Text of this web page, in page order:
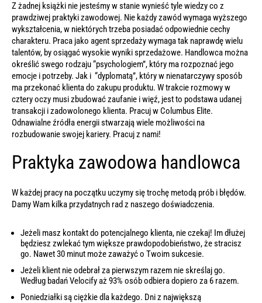
Z żadnej książki nie jesteśmy w stanie wynieść tyle wiedzy co z
prawdziwej praktyki zawodowej. Nie każdy zawód wymaga wyższego
wykształcenia, w niektórych trzeba posiadać odpowiednie cechy
charakteru. Praca jako agent sprzedaży wymaga tak naprawdę wielu
talentów, by osiągać wysokie wyniki sprzedażowe. Handlowca można
określić swego rodzaju “psychologiem”, który ma rozpoznać jego
emocje i potrzeby. Jak i “dyplomatą”, który w nienatarczywy sposób
ma przekonać klienta do zakupu produktu. W trakcie rozmowy w
cztery oczy musi zbudować zaufanie i więź, jest to podstawa udanej
transakcji i zadowolonego klienta. Pracuj w Columbus Elite.
Odnawialne źródła energii stwarzają wiele możliwości na
rozbudowanie swojej kariery. Pracuj z nami!
Praktyka zawodowa handlowca
W każdej pracy na początku uczymy się trochę metodą prób i błędów.
Damy Wam kilka przydatnych rad z naszego doświadczenia.
Jeżeli masz kontakt do potencjalnego klienta, nie czekaj! Im dłużej
będziesz zwlekać tym większe prawdopodobieństwo, że stracisz
go. Nawet 30 minut może zaważyć o Twoim sukcesie.
Jeżeli klient nie odebrał za pierwszym razem nie skreślaj go.
Według badańVelocify aż 93% osób odbiera dopiero za 6 razem.
Poniedziałki są ciężkie dla każdego. Dni z największą